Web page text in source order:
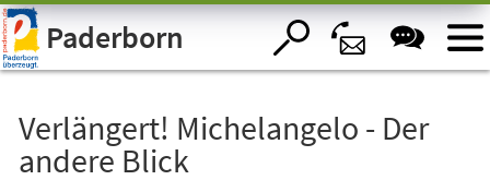
Visuelle
Assistenzsoftware
öffnen.Paderborn
Verlängert! Michelangelo - Der
andere Blick